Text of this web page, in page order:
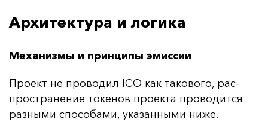
Архитектура и логика
Механизмы и принципы эмиссии
Про­ект не про­во­дил ICO как та­ко­во­го, рас­
прос­тра­не­ние то­ке­нов про­ек­та про­во­дит­ся
раз­ны­ми спо­со­ба­ми, ука­зан­ны­ми ни­же.